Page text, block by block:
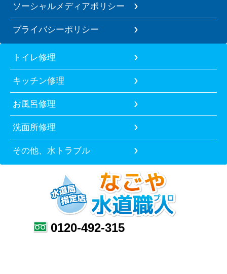
ソーシャルメディアポリシー
プライバシーポリシー
トイレ修理
キッチン修理
お風呂修理
洗面所修理
その他、水トラブル
0120-492-315